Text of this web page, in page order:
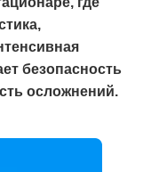
безопасность
осложнений.